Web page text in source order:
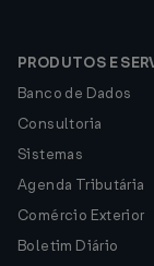
PRODUTOS E
Banco de Dados
Consultoria
Sistemas
Agenda Tributária
Comércio Exterior
Boletim Diário